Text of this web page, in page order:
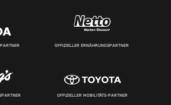
OFFIZIELLER ERNÄHRUNGSPARTNER
OFFIZIELLER MOBILITÄTS-PARTNER